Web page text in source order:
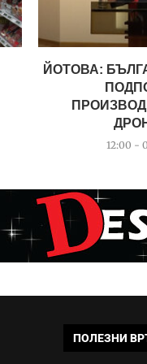
ЙОТОВА:
12:00 -
ПОЛЕЗНИ